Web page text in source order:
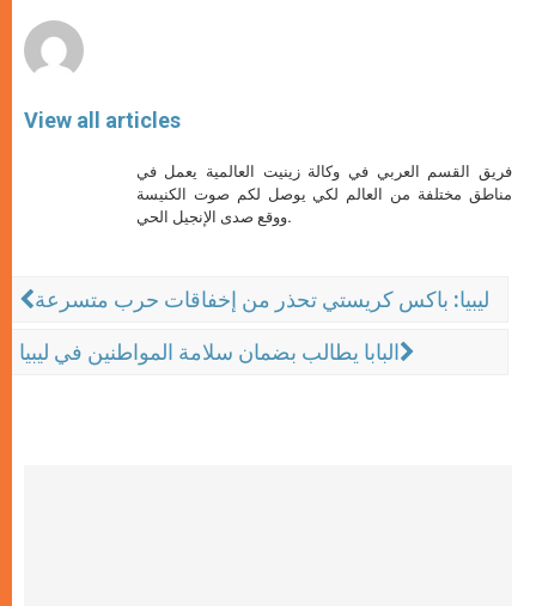
View all articles
فريق القسم العربي في وكالة زينيت العالمية يعمل في
مناطق مختلفة من العالم لكي يوصل لكم صوت الكنيسة
ووقع صدى الإنجيل الحي.
ليبيا: باكس كريستي تحذر من إخفاقات حرب متسرعة
البابا يطالب بضمان سلامة المواطنين في ليبيا